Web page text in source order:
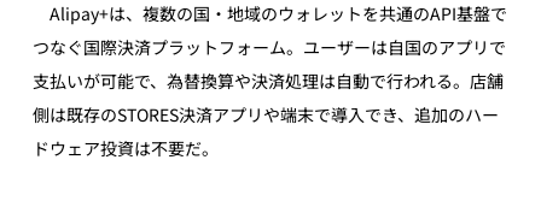
Alipay+は、複数の国・地域のウォレットを共通のAPI基盤で
つなぐ国際決済プラットフォーム。ユーザーは自国のアプリで
支払いが可能で、為替換算や決済処理は自動で行われる。店舗
側は既存のSTORES決済アプリや端末で導入でき、追加のハー
ドウェア投資は不要だ。